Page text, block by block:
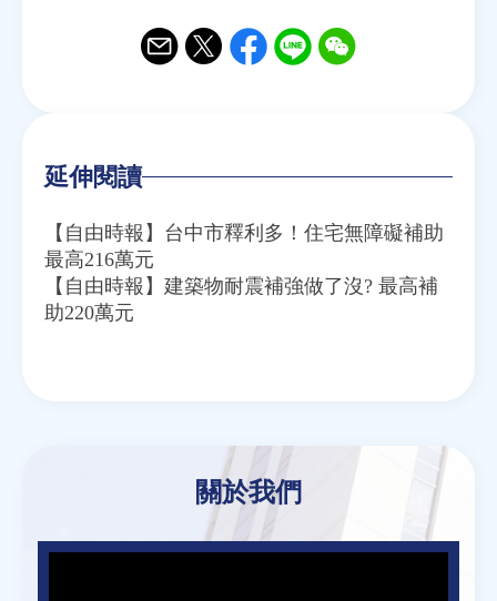
延伸閱讀
【自由時報】台中市釋利多！住宅無障礙補助
最高216萬元
【自由時報】建築物耐震補強做了沒? 最高補
助220萬元
關於我們